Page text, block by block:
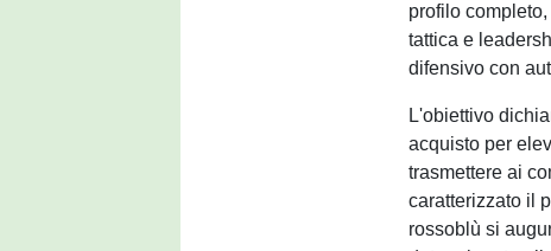
profilo
tattica e
difensivo con
L'obiettivo
acquisto per
trasmettere ai
caratterizzato il
rossoblù si